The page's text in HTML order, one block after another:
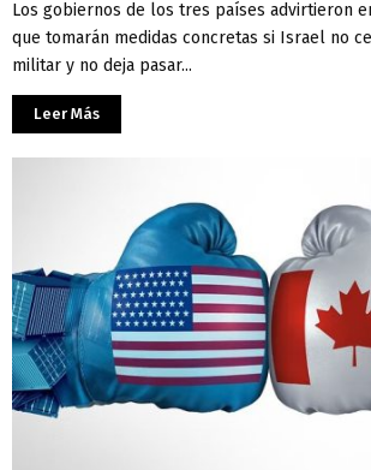
Los gobiernos de los tres países advirtieron
que tomarán medidas concretas si Israel no
militar y no deja pasar...
Leer Más